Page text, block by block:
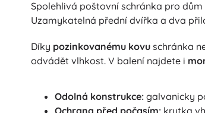
Spolehlivá poštovní schránka pro
Uzamykatelná přední dvířka a dva
Díky pozinkovanému kovu schránka
odvádět vlhkost. V balení najdete i
Odolná konstrukce: galvanicky
Ochrana před počasím: krytka